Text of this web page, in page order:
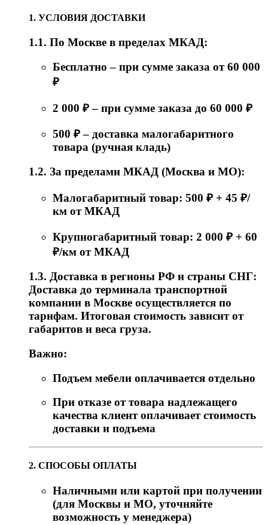
1. УСЛОВИЯ ДОСТАВКИ
1.1. По Москве в пределах МКАД:
Бесплатно – при сумме заказа от 60 000
₽
2 000 ₽ – при сумме заказа до 60 000 ₽
500 ₽ – доставка малогабаритного
товара (ручная кладь)
1.2. За пределами МКАД (Москва и МО):
Малогабаритный товар: 500 ₽ + 45 ₽/
км от МКАД
Крупногабаритный товар: 2 000 ₽ + 60
₽/км от МКАД
1.3. Доставка в регионы РФ и страны СНГ:
Доставка до терминала транспортной
компании в Москве осуществляется по
тарифам. Итоговая стоимость зависит от
габаритов и веса груза.
Важно:
Подъем мебели оплачивается отдельно
При отказе от товара надлежащего
качества клиент оплачивает стоимость
доставки и подъема
2. СПОСОБЫ ОПЛАТЫ
Наличными или картой при получении
(для Москвы и МО, уточняйте
возможность у менеджера)